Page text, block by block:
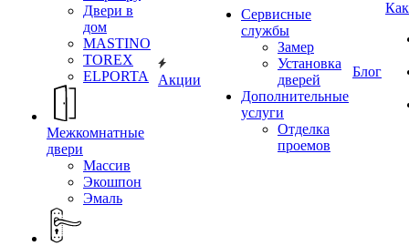
Двери в
дом
MASTINO
TOREX
ELPORTA
Межкомнатные
двери
Массив
Экошпон
Эмаль
Акции
Сервисные
службы
Замер
Установка
дверей
Дополнительные
услуги
Отделка
проемов
Блог